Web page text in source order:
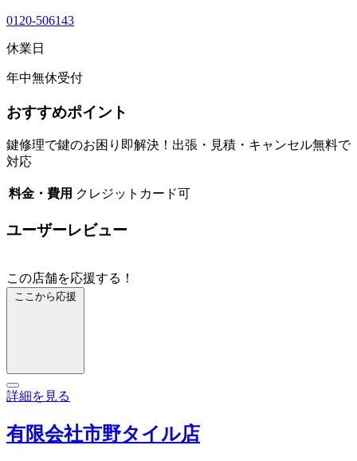
0120-506143
休業日
年中無休受付
おすすめポイント
鍵修理で鍵のお困り即解決！出張・見積・キャンセル無料で
対応
料金・費用 クレジットカード可
ユーザーレビュー
この店舗を応援する！
ここから応援
詳細を見る
有限会社市野タイル店